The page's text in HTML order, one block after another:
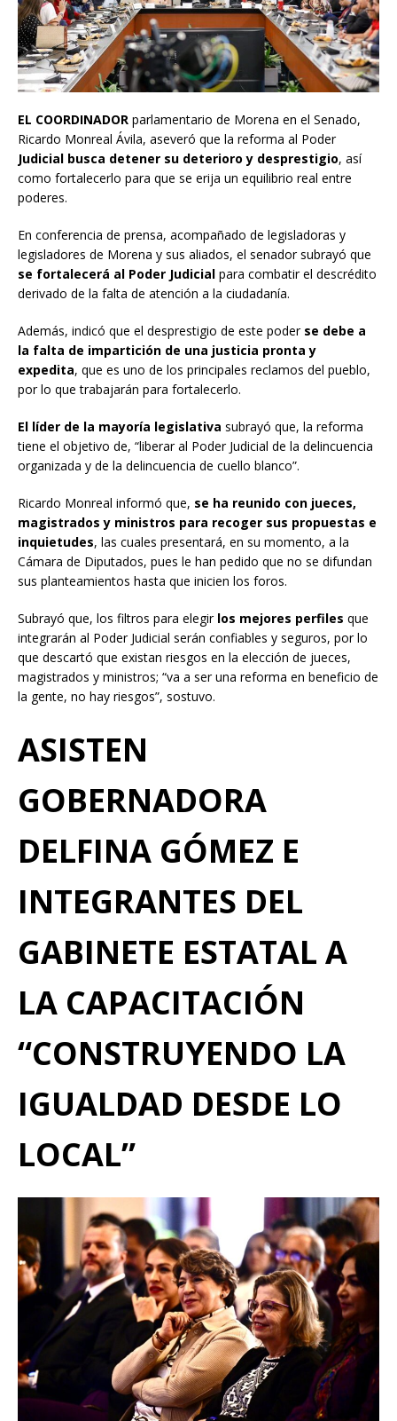
EL COORDINADOR parlamentario de Morena en el Senado,
Ricardo Monreal Ávila, aseveró que la reforma al Poder
Judicial busca detener su deterioro y desprestigio, así
como fortalecerlo para que se erija un equilibrio real entre
poderes.
En conferencia de prensa, acompañado de legisladoras y
legisladores de Morena y sus aliados, el senador subrayó que
se fortalecerá al Poder Judicial para combatir el descrédito
derivado de la falta de atención a la ciudadanía.
Además, indicó que el desprestigio de este poder se debe a
la falta de impartición de una justicia pronta y
expedita, que es uno de los principales reclamos del pueblo,
por lo que trabajarán para fortalecerlo.
El líder de la mayoría legislativa subrayó que, la reforma
tiene el objetivo de, “liberar al Poder Judicial de la delincuencia
organizada y de la delincuencia de cuello blanco”.
Ricardo Monreal informó que, se ha reunido con jueces,
magistrados y ministros para recoger sus propuestas e
inquietudes, las cuales presentará, en su momento, a la
Cámara de Diputados, pues le han pedido que no se difundan
sus planteamientos hasta que inicien los foros.
Subrayó que, los filtros para elegir los mejores perfiles que
integrarán al Poder Judicial serán confiables y seguros, por lo
que descartó que existan riesgos en la elección de jueces,
magistrados y ministros; “va a ser una reforma en beneficio de
la gente, no hay riesgos”, sostuvo.
ASISTEN
GOBERNADORA
DELFINA GÓMEZ E
INTEGRANTES DEL
GABINETE ESTATAL A
LA CAPACITACIÓN
“CONSTRUYENDO LA
IGUALDAD DESDE LO
LOCAL”